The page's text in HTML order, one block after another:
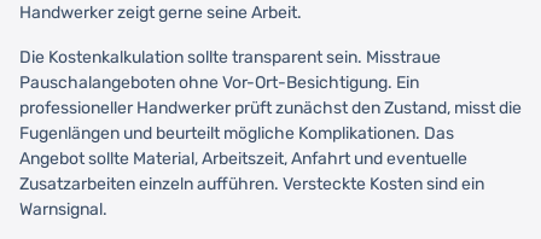
Handwerker zeigt gerne seine Arbeit.
Die Kostenkalkulation sollte transparent sein. Misstraue
Pauschalangeboten ohne Vor-Ort-Besichtigung. Ein
professioneller Handwerker prüft zunächst den Zustand, misst die
Fugenlängen und beurteilt mögliche Komplikationen. Das
Angebot sollte Material, Arbeitszeit, Anfahrt und eventuelle
Zusatzarbeiten einzeln aufführen. Versteckte Kosten sind ein
Warnsignal.